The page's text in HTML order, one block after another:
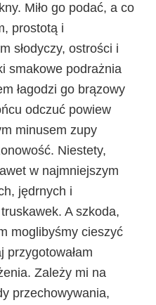
Miło go podać, a co
prostotą i
słodyczy, ostrości i
smakowe podrażnia
łagodzi go brązowy
odczuć powiew
minusem zupy
Niestety,
w najmniejszym
jędrnych i
A szkoda,
moglibyśmy cieszyć
przygotowałam
Zależy mi na
przechowywania,